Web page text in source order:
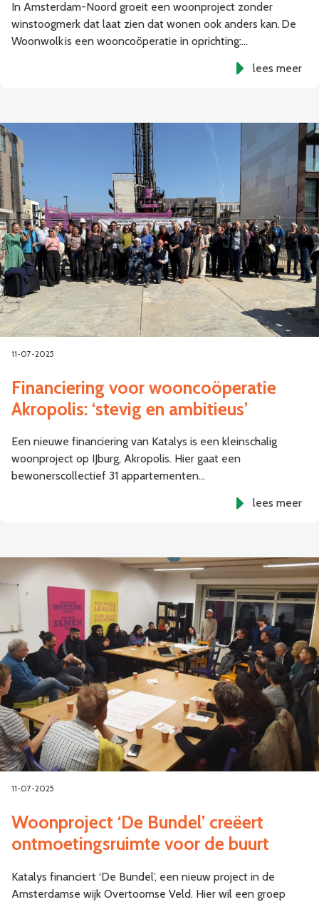
In Amsterdam-Noord groeit een woonproject zonder
winstoogmerk dat laat zien dat wonen ook anders kan. De
Woonwolk is een wooncoöperatie in oprichting:…
lees meer
11-07-2025
Financiering voor wooncoöperatie
Akropolis: ‘stevig en ambitieus’
Een nieuwe financiering van Katalys is een kleinschalig
woonproject op IJburg, Akropolis. Hier gaat een
bewonerscollectief 31 appartementen…
lees meer
11-07-2025
Woonproject ‘De Bundel’ creëert
ontmoetingsruimte voor de buurt
Katalys financiert ‘De Bundel’, een nieuw project in de
Amsterdamse wijk Overtoomse Veld. Hier wil een groep